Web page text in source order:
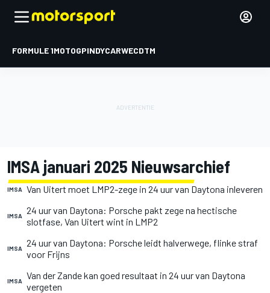
FORMULE 1MOTOGPINDYCARWECDTM
IMSA januari 2025 Nieuwsarchief
IMSA Van Uitert moet LMP2-zege in 24 uur van Daytona inleveren
IMSA
24 uur van Daytona: Porsche pakt zege na hectische
slotfase, Van Uitert wint in LMP2
IMSA
24 uur van Daytona: Porsche leidt halverwege, flinke straf
voor Frijns
IMSA
Van der Zande kan goed resultaat in 24 uur van Daytona
vergeten